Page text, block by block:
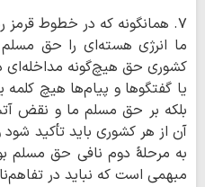
۷. همانگونه که در خطوط
ما انرژی هسته‌ای را حق
کشوری حق هیچ‌گونه مداخله‌ای
یا گفتگوها و پیام‌ها هیچ
بلکه بر حق مسلم ما و نقض
آن از هر کشوری باید تأکید
به مرحلۀ دوم نافی حق مسلم
مبهمی است که نباید در